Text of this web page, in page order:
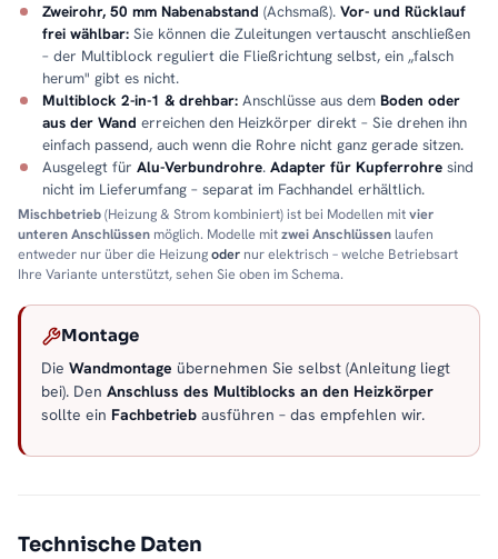
Zweirohr, 50 mm Nabenabstand (Achsmaß). Vor- und Rücklauf
frei wählbar: Sie können die Zuleitungen vertauscht anschließen
– der Multiblock reguliert die Fließrichtung selbst, ein „falsch
herum" gibt es nicht.
Multiblock 2-in-1 & drehbar: Anschlüsse aus dem Boden oder
aus der Wand erreichen den Heizkörper direkt – Sie drehen ihn
einfach passend, auch wenn die Rohre nicht ganz gerade sitzen.
Ausgelegt für Alu-Verbundrohre. Adapter für Kupferrohre sind
nicht im Lieferumfang – separat im Fachhandel erhältlich.
Mischbetrieb(Heizung & Strom kombiniert) ist bei Modellen mitvier
unteren Anschlüssen möglich. Modelle mitzwei Anschlüssen laufen
entweder nur über die Heizungoder nur elektrisch – welche Betriebsart
Ihre Variante unterstützt, sehen Sie oben im Schema.
Montage
Die Wandmontage übernehmen Sie selbst (Anleitung liegt
bei). Den Anschluss des Multiblocks an den Heizkörper
sollte ein Fachbetrieb ausführen – das empfehlen wir.
Technische Daten